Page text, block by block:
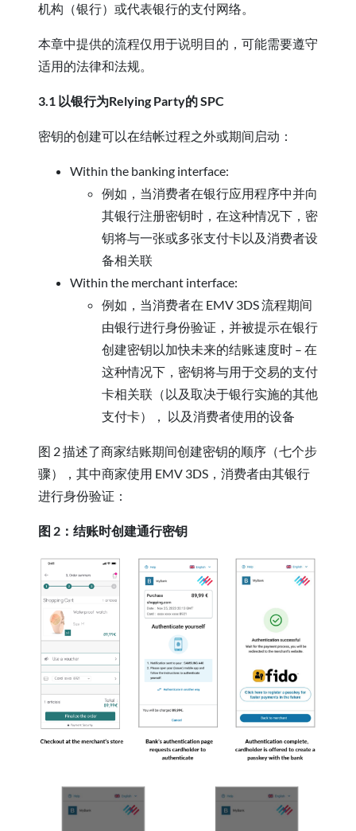
机构（银行）或代表银行的支付网络。
本章中提供的流程仅用于说明目的，可能需要遵守
适用的法律和法规。
3.1 以银行为Relying Party的 SPC
密钥的创建可以在结帐过程之外或期间启动：
Within the banking interface:
例如，当消费者在银行应用程序中并向
其银行注册密钥时，在这种情况下，密
钥将与一张或多张支付卡以及消费者设
备相关联
Within the merchant interface:
例如，当消费者在 EMV 3DS 流程期间
由银行进行身份验证，并被提示在银行
创建密钥以加快未来的结账速度时 – 在
这种情况下，密钥将与用于交易的支付
卡相关联（以及取决于银行实施的其他
支付卡）， 以及消费者使用的设备
图 2 描述了商家结账期间创建密钥的顺序（七个步
骤），其中商家使用 EMV 3DS，消费者由其银行
进行身份验证：
图 2：结账时创建通行密钥